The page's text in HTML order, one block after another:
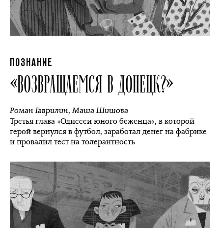
ПОЗНАНИЕ
«ВОЗВРАЩАЕМСЯ В ДОНЕЦК?»
Роман Гаврилин,Маша Шишова
Третья глава «Одиссеи юного беженца», в которой
герой вернулся в футбол, заработал денег на фабрике
и провалил тест на толерантность